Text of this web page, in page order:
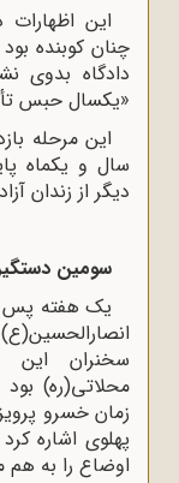
چنان کوبنده
دادگاه بدوی
«یکسال حبس
سال و یکماه
دیگر از زندان
سومین
یک هفته پس
سخنران این
محلاتی(ره)
زمان خسرو
پهلوی اشاره
اوضاع را به هم